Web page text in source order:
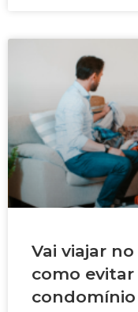
Vai viajar
como
condomínio